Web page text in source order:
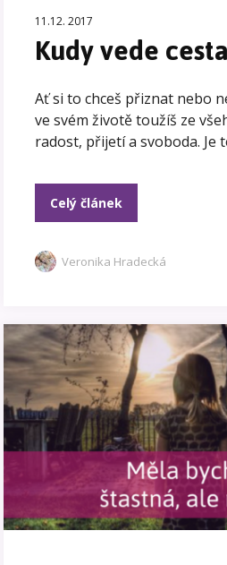
11.12. 2017
Kudy vede
Ať si to chceš přiznat nebo
ve svém životě toužíš ze
radost, přijetí a svoboda. Je
Celý článek
Veronika Hradecká